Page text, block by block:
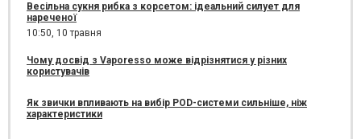
Весільна сукня рибка з корсетом: ідеальний силует для
нареченої
10:50, 10 травня
Чому досвід з Vaporesso може відрізнятися у різних
користувачів
Як звички впливають на вибір POD-системи сильніше, ніж
характеристики